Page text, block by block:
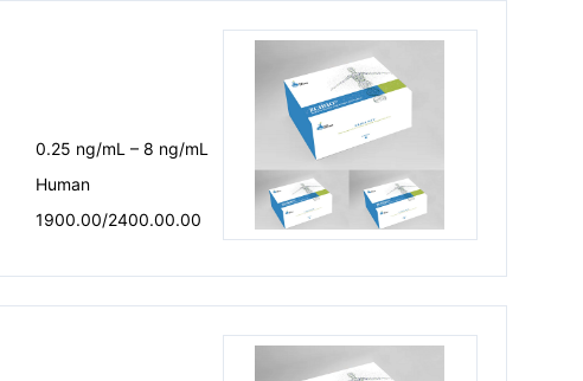
0.25 ng/mL – 8 ng/mL
Human
1900.00/2400.00.00